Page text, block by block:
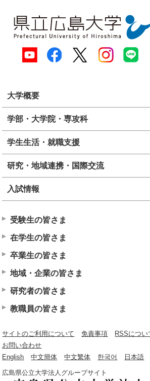
大学概要
学部・大学院・専攻科
学生生活・就職支援
研究・地域連携・国際交流
入試情報
受験生の皆さま
在学生の皆さま
卒業生の皆さま
地域・企業の皆さま
研究者の皆さま
教職員の皆さま
サイトのご利用について 免責事項 RSSについ
お問い合わせ
English
中文簡体 中文繁体 한국어 日本語
広島県公立大学法人グループサイト